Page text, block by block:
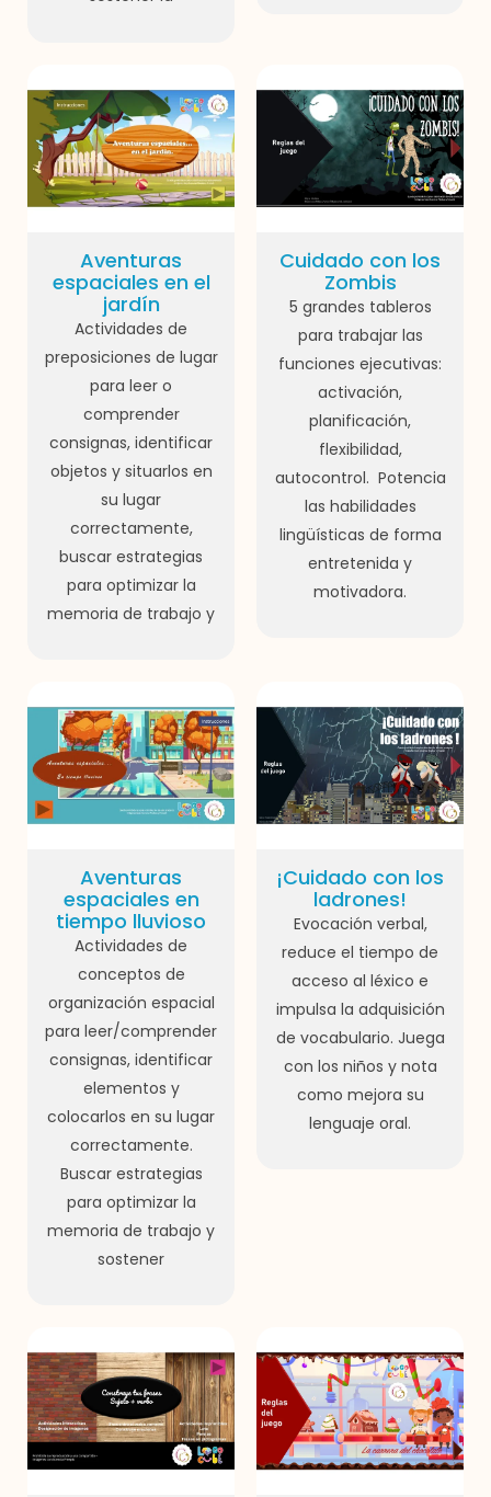
Aventuras
espaciales en el
jardín
Actividades de
preposiciones de lugar
para leer o
comprender
consignas, identificar
objetos y situarlos en
su lugar
correctamente,
buscar estrategias
para optimizar la
memoria de trabajo y
Cuidado con los
Zombis
5 grandes tableros
para trabajar las
funciones ejecutivas:
activación,
planificación,
flexibilidad,
autocontrol. Potencia
las habilidades
lingüísticas de forma
entretenida y
motivadora.
Aventuras
espaciales en
tiempo lluvioso
Actividades de
conceptos de
organización espacial
para leer/comprender
consignas, identificar
elementos y
colocarlos en su lugar
correctamente.
Buscar estrategias
para optimizar la
memoria de trabajo y
sostener
¡Cuidado con los
ladrones!
Evocación verbal,
reduce el tiempo de
acceso al léxico e
impulsa la adquisición
de vocabulario. Juega
con los niños y nota
como mejora su
lenguaje oral.